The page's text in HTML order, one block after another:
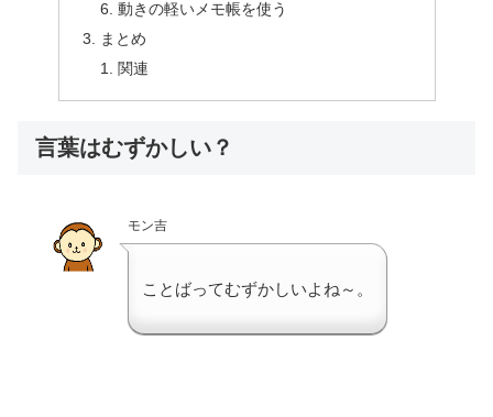
動きの軽いメモ帳を使う
まとめ
関連
言葉はむずかしい？
モン吉
ことばってむずかしいよね～。